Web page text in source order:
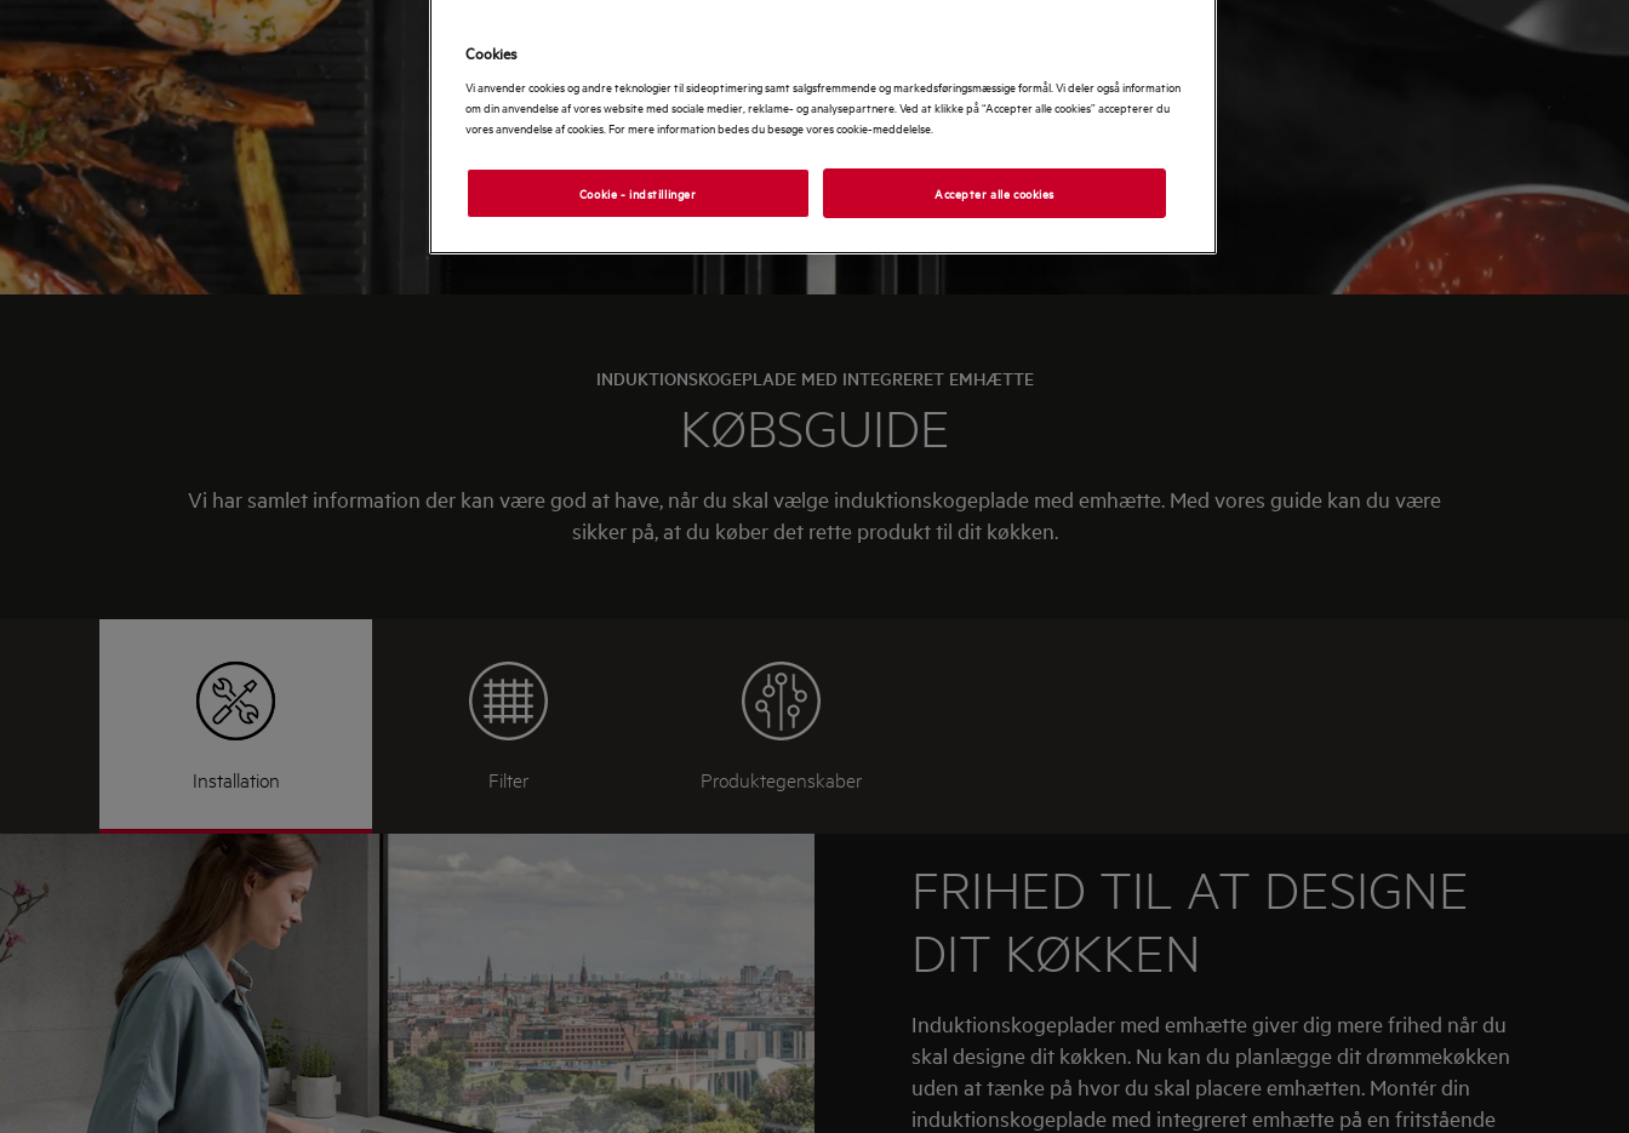
INDUKTIONSKOGEPLADE MED INTEGRERET EMHÆTTE
KØBSGUIDE
Vi har samlet information der kan være god at have, når du skal vælge induktionskogeplade med emhætte. Med vores guide kan du være
sikker på, at du køber det rette produkt til dit køkken.
Installation Filter Produktegenskaber
FRIHED TIL AT DESIGNE
DIT KØKKEN
Induktionskogeplader med emhætte giver dig mere frihed når du
skal designe dit køkken. Nu kan du planlægge dit drømmekøkken
uden at tænke på hvor du skal placere emhætten. Montér din
induktionskogeplade med integreret emhætte på en fritstående
Cookies
Vi anvender cookies og andre teknologier til sideoptimering samt salgsfremmende og markedsføringsmæssige formål. Vi deler også information
om din anvendelse af vores website med sociale medier, reklame- og analysepartnere. Ved at klikke på “Accepter alle cookies” accepterer du
vores anvendelse af cookies. For mere information bedes du besøge vores cookie-meddelelse.
Cookie - indstillinger Accepter alle cookies